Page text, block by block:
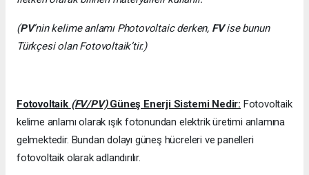
(PV’nin kelime anlamı Photovoltaic derken, FVise bunun
Türkçesi olan Fotovoltaik’tir.)
Fotovoltaik (FV/PV)Güneş Enerji Sistemi Nedir: Fotovoltaik
kelime anlamı olarak ışık fotonundan elektrik üretimi anlamına
gelmektedir. Bundan dolayı güneş hücreleri ve panelleri
fotovoltaik olarak adlandırılır.